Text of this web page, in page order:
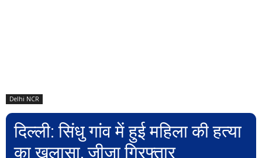
Delhi NCR
दिल्ली: सिंधु गांव में हुई महिला की हत्या
का खुलासा, जीजा गिरफ्तार